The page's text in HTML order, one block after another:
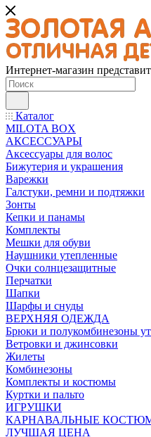
Интернет-магазин
Каталог
MILOTA BOX
АКСЕССУАРЫ
Аксессуары для волос
Бижутерия и украшения
Варежки
Галстуки, ремни и подтяжки
Зонты
Кепки и панамы
Комплекты
Мешки для обуви
Наушники утепленные
Очки солнцезащитные
Перчатки
Шапки
Шарфы и снуды
ВЕРХНЯЯ ОДЕЖДА
Брюки и полукомбинезоны
Ветровки и джинсовки
Жилеты
Комбинезоны
Комплекты и костюмы
Куртки и пальто
ИГРУШКИ
КАРНАВАЛЬНЫЕ
ЛУЧШАЯ ЦЕНА